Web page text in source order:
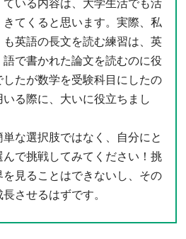
ている内容は、大学生活でも活
きてくると思います。実際、私
も英語の長文を読む練習は、英
語で書かれた論文を読むのに役
たが数学を受験科目にしたの
る際に、大いに役立ちまし
な選択肢ではなく、自分にと
で挑戦してみてください！挑
見ることはできないし、その
させるはずです。